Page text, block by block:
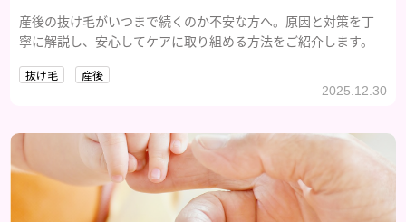
産後の抜け毛がいつまで続くのか不安な方へ。原因と対策を丁
寧に解説し、安心してケアに取り組める方法をご紹介します。
抜け毛 産後
2025.12.30